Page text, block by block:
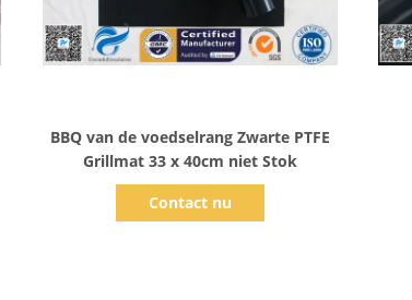
BBQ van de voedselrang Zwarte PTFE
Grillmat 33 x 40cm niet Stok
Contact nu